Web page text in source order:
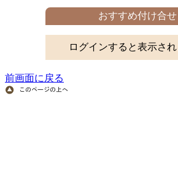
おすすめ付け合せ
ログインすると表示され
前画面に戻る